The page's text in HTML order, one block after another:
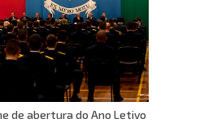
de abertura do Ano Letivo